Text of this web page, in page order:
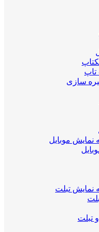
سازی
موبایل
تبلت
تبلت